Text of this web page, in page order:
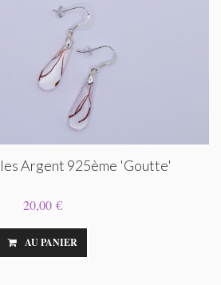
Argent 925ème 'Goutte'
20,00 €
AU PANIER